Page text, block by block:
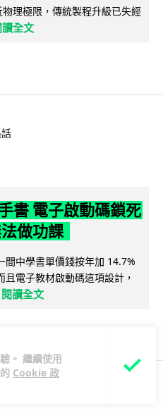
。 繼續使用
Cookie 政
理極限，傳統製程升級已失經
讀全文
書 電子啟動碼鎖死
做功課
間中學書單價錢按年加 14.7%
電子教材啟動碼這項設計，
閱讀全文